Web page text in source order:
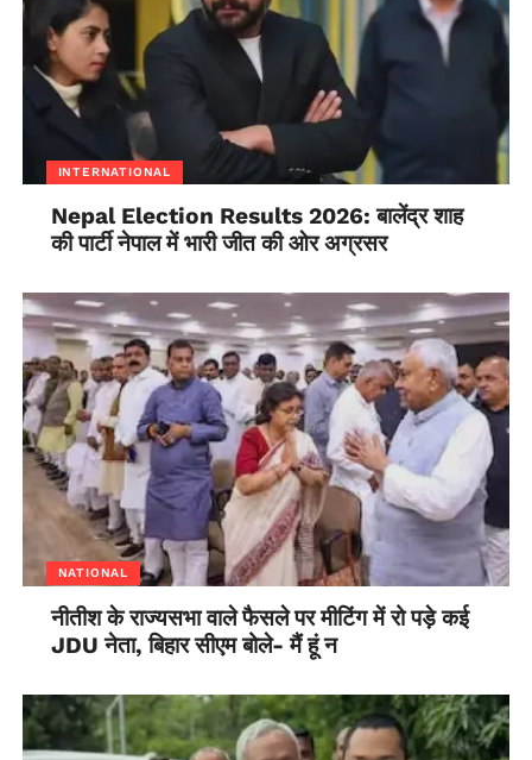
INTERNATIONAL
Nepal Election Results 2026: बालेंद्र शाह
की पार्टी नेपाल में भारी जीत की ओर अग्रसर
NATIONAL
नीतीश के राज्यसभा वाले फैसले पर मीटिंग में रो पड़े कई
JDU नेता, बिहार सीएम बोले- मैं हूं न